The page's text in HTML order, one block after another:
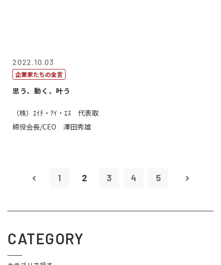
2022.10.03
企業家たちの金言
思う、動く、叶う
（株）ｴｲﾁ・ｱｲ・ｴｽ 代表取
締役会長/CEO 澤田秀雄
1 2 3 4 5
CATEGORY